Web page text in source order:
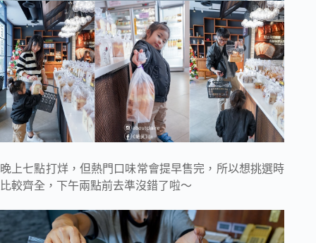
晚上七點打烊，但熱門口味常會提早售完，所以想挑選時
比較齊全，下午兩點前去準沒錯了啦～